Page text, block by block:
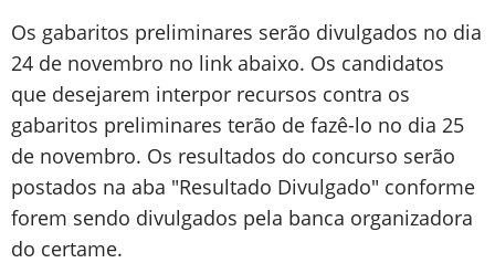
Os gabaritos preliminares serão divulgados no dia
24 de novembro no link abaixo. Os candidatos
que desejarem interpor recursos contra os
gabaritos preliminares terão de fazê-lo no dia 25
de novembro. Os resultados do concurso serão
postados na aba "Resultado Divulgado" conforme
forem sendo divulgados pela banca organizadora
do certame.